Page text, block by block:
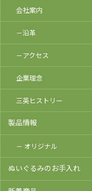
会社案内
－沿革
－アクセス
企業理念
三英ヒストリー
製品情報
－ オリジナル
ぬいぐるみのお手入れ